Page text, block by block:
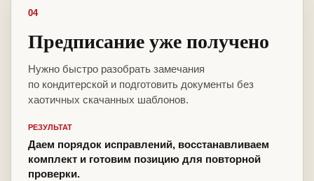
04
Предписание уже получено
Нужно быстро разобрать замечания
по кондитерской и подготовить документы без
хаотичных скачанных шаблонов.
РЕЗУЛЬТАТ
Даем порядок исправлений, восстанавливаем
комплект и готовим позицию для повторной
проверки.